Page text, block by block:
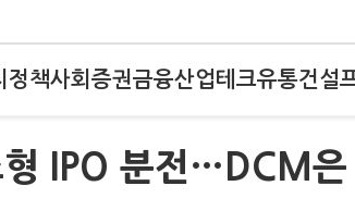
정책사회 증권금융산업테크유통건설
형 IPO 분전…DCM은